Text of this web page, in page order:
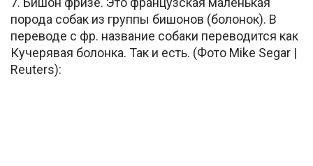
порода собак из группы бишонов (болонок). B
переводе с фр. название собаки переводится как
Кучерявая болонка. Так и есть. (Фото Mike Segar |
Reuters):